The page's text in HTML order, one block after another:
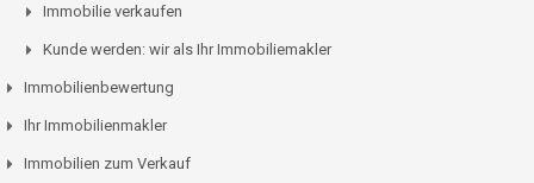
Immobilie verkaufen
Kunde werden: wir als Ihr Immobiliemakler
Immobilienbewertung
Ihr Immobilienmakler
Immobilien zum Verkauf